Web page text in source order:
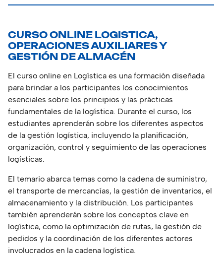
CURSO ONLINE LOGISTICA,
OPERACIONES AUXILIARES Y
GESTIÓN DE ALMACÉN
El curso online en Logística es una formación diseñada
para brindar a los participantes los conocimientos
esenciales sobre los principios y las prácticas
fundamentales de la logística. Durante el curso, los
estudiantes aprenderán sobre los diferentes aspectos
de la gestión logística, incluyendo la planificación,
organización, control y seguimiento de las operaciones
logísticas.
El temario abarca temas como la cadena de suministro,
el transporte de mercancías, la gestión de inventarios, el
almacenamiento y la distribución. Los participantes
también aprenderán sobre los conceptos clave en
logística, como la optimización de rutas, la gestión de
pedidos y la coordinación de los diferentes actores
involucrados en la cadena logística.